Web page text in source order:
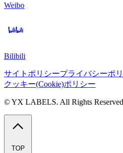
Weibo
Bilibili
サイトポリシープライバシーポ
クッキー(Cookie)ポリシー
© YX LABELS. All Rights
TOP